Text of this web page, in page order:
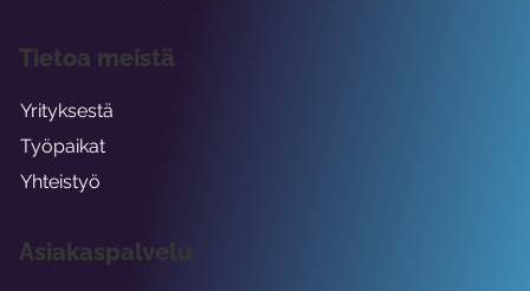
Asiakaspalvelu
Tietoa meistä
Yrityksestä
Työpaikat
Yhteistyö